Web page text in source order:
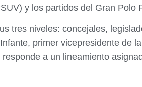
y los partidos del Gran Polo
tres niveles: concejales,
primer vicepresidente de
a un lineamiento